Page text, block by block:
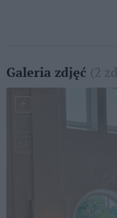
Galeria zdjęć (2